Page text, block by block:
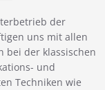
der
uns mit allen
bei der klassischen
und
Techniken wie